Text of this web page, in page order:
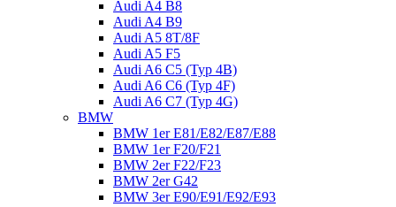
Audi A4 B8
Audi A4 B9
Audi A5 8T/8F
Audi A5 F5
Audi A6 C5 (Typ 4B)
Audi A6 C6 (Typ 4F)
Audi A6 C7 (Typ 4G)
BMW
BMW 1er E81/E82/E87/E88
BMW 1er F20/F21
BMW 2er F22/F23
BMW 2er G42
BMW 3er E90/E91/E92/E93